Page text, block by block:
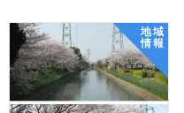
地域
情報